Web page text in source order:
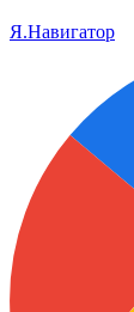
Я.Навигатор